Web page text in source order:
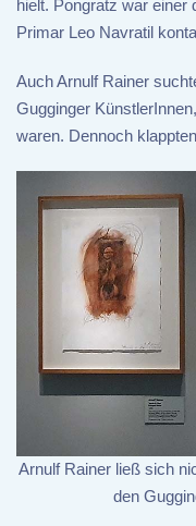
hielt. Pongratz war einer
Primar Leo Navratil
Auch Arnulf Rainer
Gugginger
waren. Dennoch
Arnulf Rainer ließ sich
den